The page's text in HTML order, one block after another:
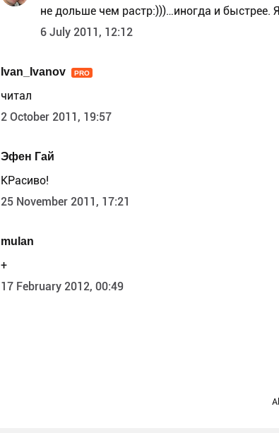
не дольше чем растр:)))…иногда и быстрее.
6 July 2011, 12:12
Ivan_Ivanov PRO
читал
2 October 2011, 19:57
Эфен Гай
КРасиво!
25 November 2011, 17:21
mulan
+
17 February 2012, 00:49